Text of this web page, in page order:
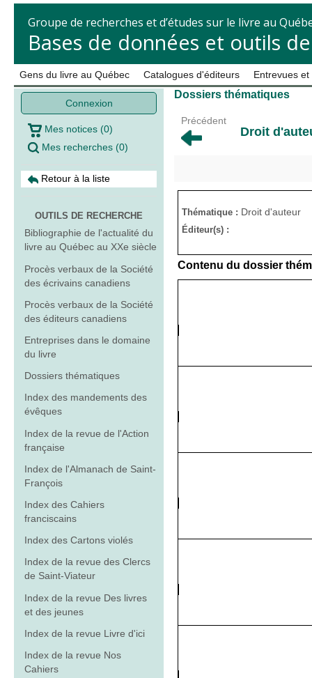
Groupe de recherches et d’études sur le livre au
Bases de données et outils
Gens du livre au Québec Catalogues d'éditeurs Entrevues
Connexion
Mes notices (0)
Mes recherches (0)
Retour à la liste
OUTILS DE RECHERCHE
Bibliographie de l'actualité du
livre au Québec au XXe siècle
Procès verbaux de la Société
des écrivains canadiens
Procès verbaux de la Société
des éditeurs canadiens
Entreprises dans le domaine
du livre
Dossiers thématiques
Index des mandements des
évêques
Index de la revue de l'Action
française
Index de l'Almanach de Saint-
François
Index des Cahiers
franciscains
Index des Cartons violés
Index de la revue des Clercs
de Saint-Viateur
Index de la revue Des livres
et des jeunes
Index de la revue Livre d'ici
Index de la revue Nos
Cahiers
Dossiers thématiques
Précédent
Droit
Thématique : Droit d'auteur
Éditeur(s) :
Contenu du dossier